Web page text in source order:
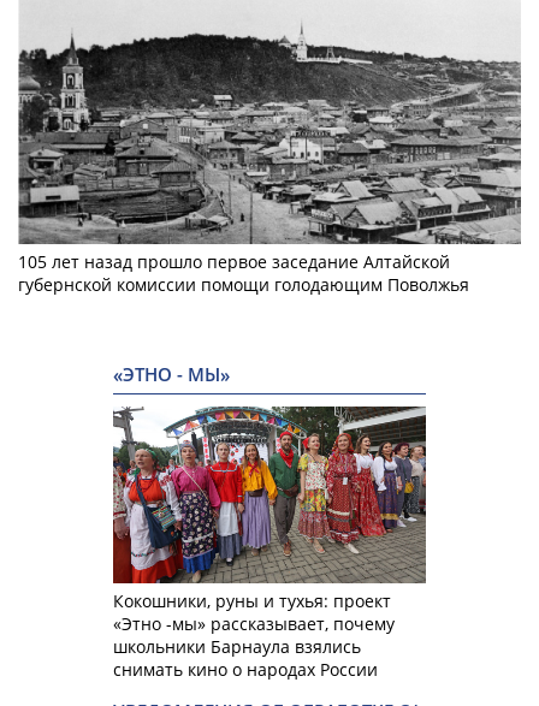
105 лет назад прошло первое заседание Алтайской
губернской комиссии помощи голодающим Поволжья
«ЭТНО - МЫ»
Кокошники, руны и тухья: проект
«Этно -мы» рассказывает, почему
школьники Барнаула взялись
снимать кино о народах России